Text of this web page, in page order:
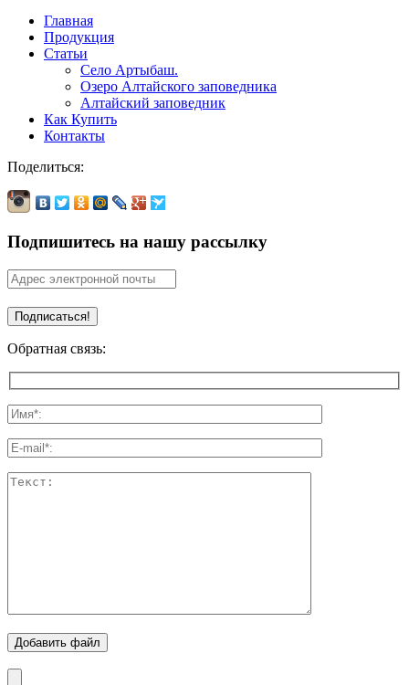
Главная
Продукция
Статьи
Село Артыбаш.
Озеро Алтайского заповедника
Алтайский заповедник
Как Купить
Контакты
Поделиться:
Подпишитесь на нашу рассылку
Обратная связь:
Добавить файл